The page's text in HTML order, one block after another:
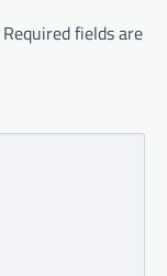
Required fields are